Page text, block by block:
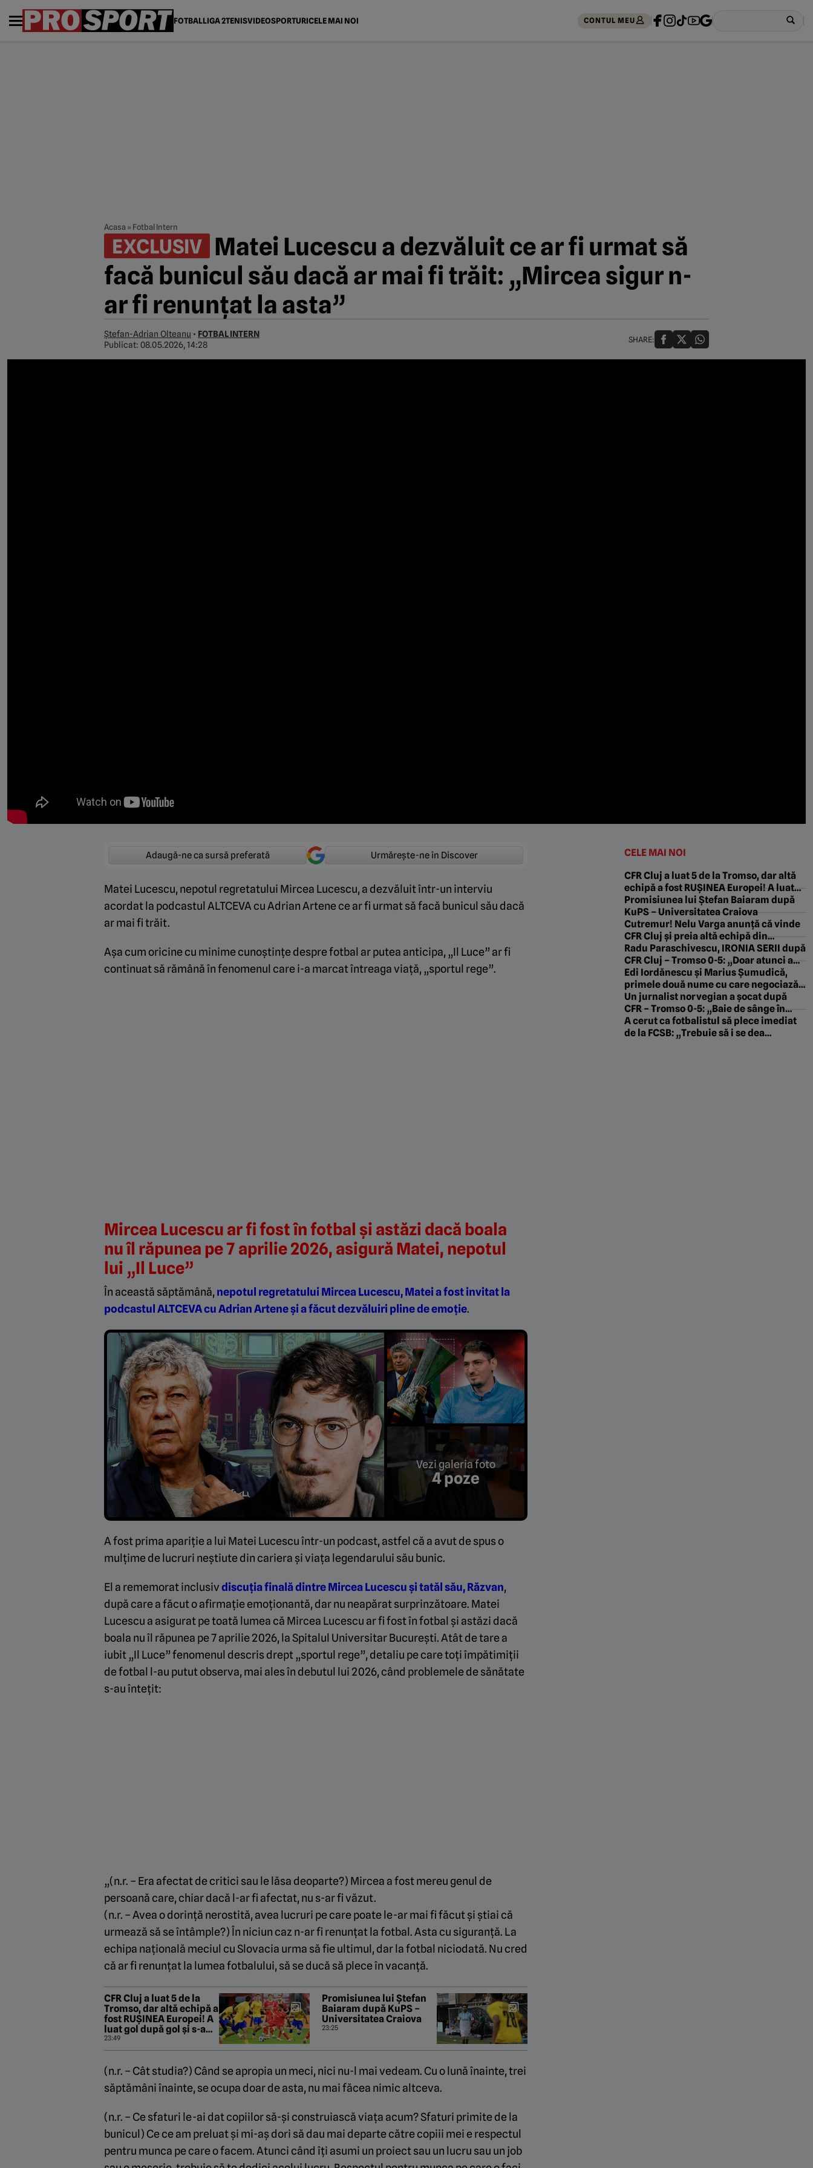
FOTBALLIGA 2TENISVIDEOSPORTURICELE MAI NOI CONTUL MEU
Acasa » Fotbal Intern
EXCLUSIV Matei Lucescu a dezvăluit ce ar fi urmat să
facă bunicul său dacă ar mai fi trăit: „Mircea sigur n-
ar fi renunțat la asta”
Ștefan-Adrian Olteanu • FOTBAL INTERN
Publicat: 08.05.2026, 14:28
SHARE:
Adaugă-ne ca sursă preferată Urmărește-ne în Discover
Matei Lucescu, nepotul regretatului Mircea Lucescu, a dezvăluit într-un interviu
acordat la podcastul ALTCEVA cu Adrian Artene ce ar fi urmat să facă bunicul său dacă
ar mai fi trăit.
Așa cum oricine cu minime cunoștințe despre fotbal ar putea anticipa, „Il Luce” ar fi
continuat să rămână în fenomenul care i-a marcat întreaga viață, „sportul rege”.
Mircea Lucescu ar fi fost în fotbal și astăzi dacă boala
nu îl răpunea pe 7 aprilie 2026, asigură Matei, nepotul
lui „Il Luce”
În această săptămână, nepotul regretatului Mircea Lucescu, Matei a fost invitat la
podcastul ALTCEVA cu Adrian Artene și a făcut dezvăluiri pline de emoție.
Vezi galeria foto
4 poze
A fost prima apariție a lui Matei Lucescu într-un podcast, astfel că a avut de spus o
mulțime de lucruri neștiute din cariera și viața legendarului său bunic.
El a rememorat inclusivdiscuția finală dintre Mircea Lucescu și tatăl său, Răzvan,
după care a făcut o afirmație emoționantă, dar nu neapărat surprinzătoare. Matei
Lucescu a asigurat pe toată lumea că Mircea Lucescu ar fi fost în fotbal și astăzi dacă
boala nu îl răpunea pe 7 aprilie 2026, la Spitalul Universitar București. Atât de tare a
iubit „Il Luce” fenomenul descris drept „sportul rege”, detaliu pe care toți împătimiții
de fotbal l-au putut observa, mai ales în debutul lui 2026, când problemele de sănătate
s-au întețit:
„(n.r. – Era afectat de critici sau le lăsa deoparte?) Mircea a fost mereu genul de
persoană care, chiar dacă l-ar fi afectat, nu s-ar fi văzut.
(n.r. – Avea o dorință nerostită, avea lucruri pe care poate le-ar mai fi făcut și știai că
urmează să se întâmple?) În niciun caz n-ar fi renunțat la fotbal. Asta cu siguranță. La
echipa națională meciul cu Slovacia urma să fie ultimul, dar la fotbal niciodată. Nu cred
că ar fi renunțat la lumea fotbalului, să se ducă să plece în vacanță.
CFR Cluj a luat 5 de la
Tromso, dar altă echipă a
fost RUȘINEA Europei! A
luat gol după gol și s-a
făcut de râs
23:49
Promisiunea lui Ștefan
Baiaram după KuPS –
Universitatea Craiova
23:25
(n.r. – Cât studia?) Când se apropia un meci, nici nu-l mai vedeam. Cu o lună înainte, trei
săptămâni înainte, se ocupa doar de asta, nu mai făcea nimic altceva.
(n.r. – Ce sfaturi le-ai dat copiilor să-și construiască viața acum? Sfaturi primite de la
bunicul) Ce ce am preluat și mi-aș dori să dau mai departe către copiii mei e respectul
pentru munca pe care o facem. Atunci când îți asumi un proiect sau un lucru sau un job
CELE MAI NOI
CFR Cluj a luat 5 de la Tromso, dar altă
echipă a fost RUȘINEA Europei! A luat
gol după gol și s-a făcut de râs
Promisiunea lui Ștefan Baiaram după
KuPS – Universitatea Craiova
Cutremur! Nelu Varga anunță că vinde
CFR Cluj și preia altă echipă din
Superliga: „O s-o duc în Champions
League!”. EXCLUSIV
Radu Paraschivescu, IRONIA SERII după
CFR Cluj – Tromso 0-5: „Doar atunci au
fost egali”
Edi Iordănescu și Marius Șumudică,
primele două nume cu care negociază
Nelu Varga după CFR – Tromso 0-5!
Un jurnalist norvegian a șocat după
CFR – Tromso 0-5: „Baie de sânge în
România!”
A cerut ca fotbalistul să plece imediat
de la FCSB: „Trebuie să i se dea